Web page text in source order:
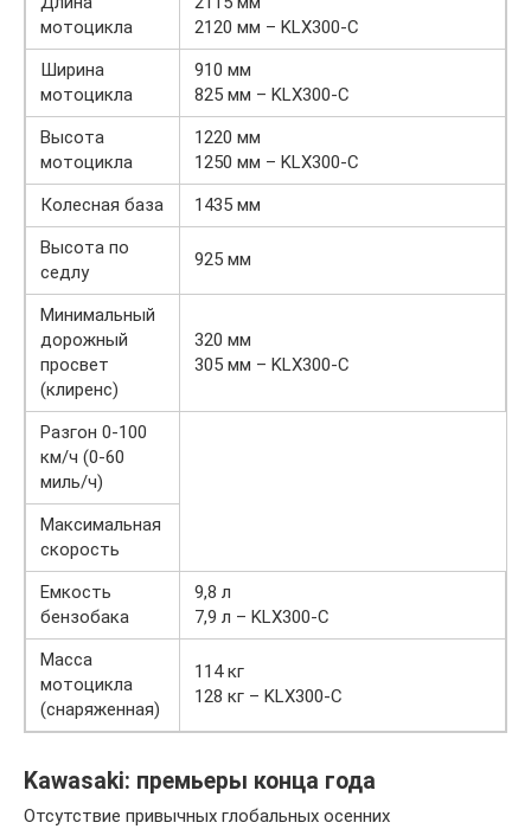
мотоцикла
2120 мм – KLX300-C
Ширина
мотоцикла
910 мм
825 мм – KLX300-C
Высота
мотоцикла
1220 мм
1250 мм – KLX300-C
Колесная база
1435 мм
Высота по
седлу
925 мм
Минимальный
дорожный
просвет
(клиренс)
320 мм
305 мм – KLX300-C
Разгон 0-100
км/ч (0-60
миль/ч)
Максимальная
скорость
Емкость
бензобака
9,8 л
7,9 л – KLX300-C
Масса
мотоцикла
(снаряженная)
114 кг
128 кг – KLX300-C
Kawasaki: премьеры конца года
Отсутствие привычных глобальных осенних